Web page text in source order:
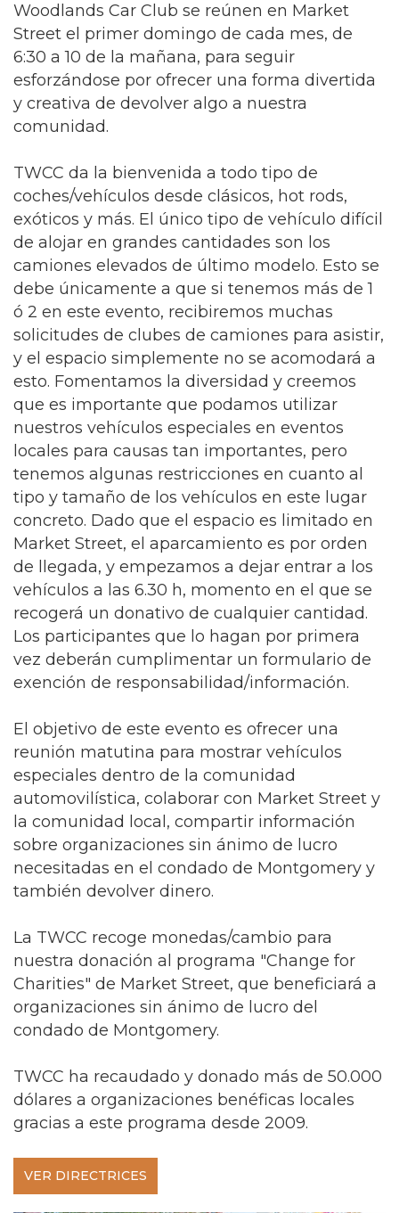
Woodlands Car Club se reúnen en Market
Street el primer domingo de cada mes, de
6:30 a 10 de la mañana, para seguir
esforzándose por ofrecer una forma divertida
y creativa de devolver algo a nuestra
comunidad.
TWCC da la bienvenida a todo tipo de
coches/vehículos desde clásicos, hot rods,
exóticos y más. El único tipo de vehículo difícil
de alojar en grandes cantidades son los
camiones elevados de último modelo. Esto se
debe únicamente a que si tenemos más de 1
ó 2 en este evento, recibiremos muchas
solicitudes de clubes de camiones para asistir,
y el espacio simplemente no se acomodará a
esto. Fomentamos la diversidad y creemos
que es importante que podamos utilizar
nuestros vehículos especiales en eventos
locales para causas tan importantes, pero
tenemos algunas restricciones en cuanto al
tipo y tamaño de los vehículos en este lugar
concreto. Dado que el espacio es limitado en
Market Street, el aparcamiento es por orden
de llegada, y empezamos a dejar entrar a los
vehículos a las 6.30 h, momento en el que se
recogerá un donativo de cualquier cantidad.
Los participantes que lo hagan por primera
vez deberán cumplimentar un formulario de
exención de responsabilidad/información.
El objetivo de este evento es ofrecer una
reunión matutina para mostrar vehículos
especiales dentro de la comunidad
automovilística, colaborar con Market Street y
la comunidad local, compartir información
sobre organizaciones sin ánimo de lucro
necesitadas en el condado de Montgomery y
también devolver dinero.
La TWCC recoge monedas/cambio para
nuestra donación al programa "Change for
Charities" de Market Street, que beneficiará a
organizaciones sin ánimo de lucro del
condado de Montgomery.
TWCC ha recaudado y donado más de 50.000
dólares a organizaciones benéficas locales
gracias a este programa desde 2009.
VER DIRECTRICES